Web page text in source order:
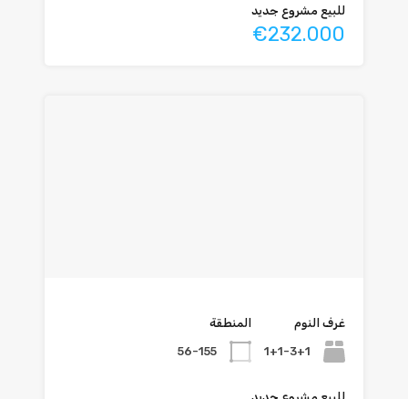
للبيع مشروع جديد
€232.000
غرف النوم
1+1-3+1
المنطقة
56-155